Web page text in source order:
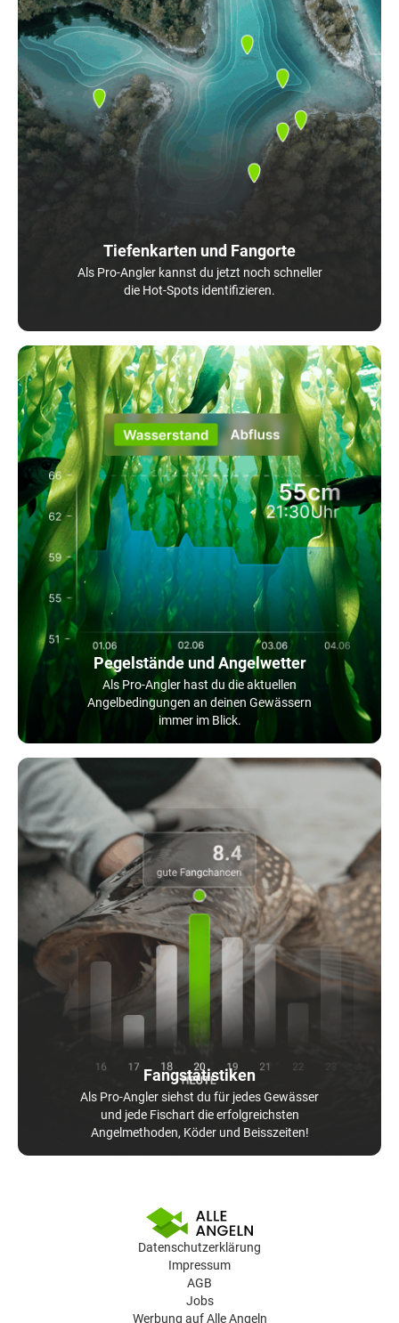
Tiefenkarten und Fangorte
Als Pro-Angler kannst du jetzt noch schneller
die Hot-Spots identifizieren.
Pegelstände und Angelwetter
Als Pro-Angler hast du die aktuellen
Angelbedingungen an deinen Gewässern
immer im Blick.
Fangstatistiken
Als Pro-Angler siehst du für jedes Gewässer
und jede Fischart die erfolgreichsten
Angelmethoden, Köder und Beisszeiten!
Datenschutzerklärung
Impressum
AGB
Jobs
Werbung auf Alle Angeln